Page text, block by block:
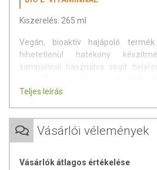
Kiszerelés: 265 ml
Vegán, bioaktív hajápoló
hihetetlenül hatékony
samponnal használva segít
feltölti és táplálja.
70%-a biogazdálkodásból származik.
készítmény színe, illata és állaga
Teljes leírás
Vásárlói vélemények
Vásárlók átlagos értékelése